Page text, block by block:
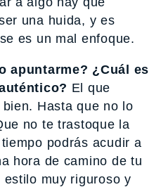
una huida, y es
es un mal enfoque.
apuntarme? ¿Cuál es
El que
Hasta que no lo
no te trastoque la
podrás acudir a
hora de camino de tu
muy riguroso y